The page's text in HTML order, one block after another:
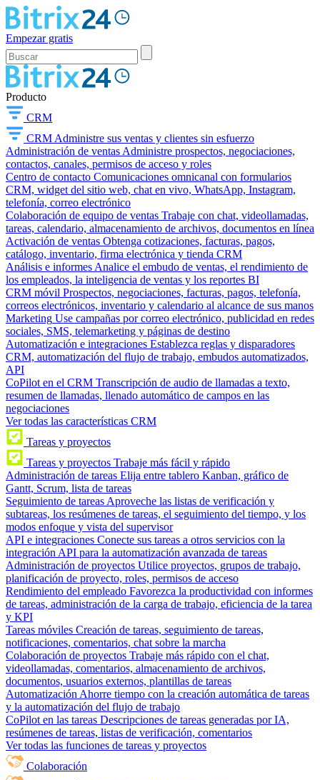
Empezar gratis
Producto
CRM
CRM Administre sus ventas y clientes sin esfuerzo
Administración de ventas Administre prospectos, negociaciones,
contactos, canales, permisos de acceso y roles
Centro de contacto Comunicaciones omnicanal con formularios
CRM, widget del sitio web, chat en vivo, WhatsApp, Instagram,
telefonía, correo electrónico
Colaboración de equipo de ventas Trabaje con chat, videollamadas,
tareas, calendario, almacenamiento de archivos, documentos en línea
Activación de ventas Obtenga cotizaciones, facturas, pagos,
catálogo, inventario, firma electrónica y tienda CRM
Análisis e informes Analice el embudo de ventas, el rendimiento de
los empleados, la inteligencia de ventas y los reportes BI
CRM móvil Prospectos, negociaciones, facturas, pagos, telefonía,
correos electrónicos, inventario y calendario al alcance de sus manos
Marketing Use campañas por correo electrónico, publicidad en redes
sociales, SMS, telemarketing y páginas de destino
Automatización e integraciones Establezca reglas y disparadores
CRM, automatización del flujo de trabajo, embudos automatizados,
API
CoPilot en el CRM Transcripción de audio de llamadas a texto,
resumen de llamadas, llenado automático de campos en las
negociaciones
Ver todas las características CRM
Tareas y proyectos
Tareas y proyectos Trabaje más fácil y rápido
Administración de tareas Elija entre tablero Kanban, gráfico de
Gantt, Scrum, lista de tareas
Seguimiento de tareas Aproveche las listas de verificación y
subtareas, los resúmenes de tareas, el seguimiento del tiempo, y los
modos enfoque y vista del supervisor
API e integraciones Conecte sus tareas a otros servicios con la
integración API para la automatización avanzada de tareas
Administración de proyectos Utilice proyectos, grupos de trabajo,
planificación de proyecto, roles, permisos de acceso
Rendimiento del empleado Favorezca la productividad con informes
de tareas, administración de la carga de trabajo, eficiencia de la tarea
y KPI
Tareas móviles Creación de tareas, seguimiento de tareas,
notificaciones, comentarios, chat sobre la marcha
Colaboración de proyectos Trabaje más rápido con el chat,
videollamadas, comentarios, almacenamiento de archivos,
documentos, usuarios externos, plantillas de tareas
Automatización Ahorre tiempo con la creación automática de tareas
y la automatización del flujo de trabajo
CoPilot en las tareas Descripciones de tareas generadas por IA,
resúmenes de tareas, listas de verificación, comentarios
Ver todas las funciones de tareas y proyectos
Colaboración